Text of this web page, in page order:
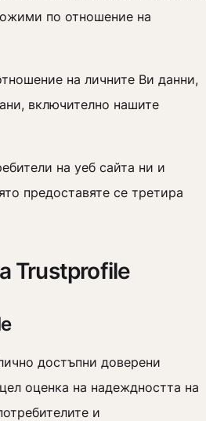
по отношение на
на личните Ви данни,
включително нашите
на уеб сайта ни и
предоставяте се третира
Trustprofile
достъпни доверени
оценка на надеждността на
и